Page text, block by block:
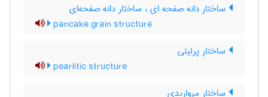
ساختار دانه صفحه ای ، ساختار دانه صفحه‌ای
pancake grain structure
ساختار پرلیتی
pearlitic structure
ساختار مرواریدی